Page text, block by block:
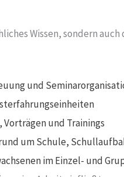
Wissen, sondern
und
und Trainings
um Schule,
im Einzel- und